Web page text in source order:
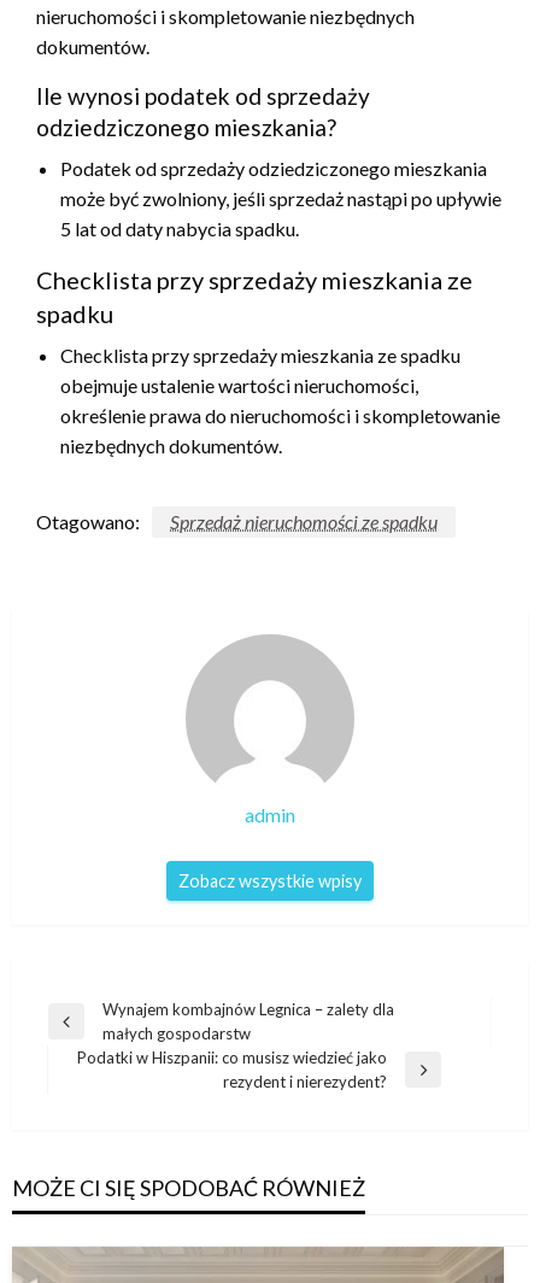
nieruchomości i skompletowanie niezbędnych
dokumentów.
Ile wynosi podatek od sprzedaży
odziedziczonego mieszkania?
Podatek od sprzedaży odziedziczonego mieszkania
może być zwolniony, jeśli sprzedaż nastąpi po upływie
5 lat od daty nabycia spadku.
Checklista przy sprzedaży mieszkania ze
spadku
Checklista przy sprzedaży mieszkania ze spadku
obejmuje ustalenie wartości nieruchomości,
określenie prawa do nieruchomości i skompletowanie
niezbędnych dokumentów.
Otagowano: Sprzedaż nieruchomości ze spadku
admin
Zobacz wszystkie wpisy
Nawigacja
wpisu
Poprzedni
wpis
Wynajem kombajnów Legnica – zalety dla
małych gospodarstw
Podatki w Hiszpanii: co musisz wiedzieć jako
rezydent i nierezydent?
MOŻE CI SIĘ SPODOBAĆ RÓWNIEŻ